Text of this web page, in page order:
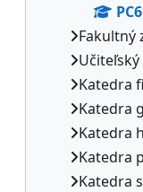
PC6
Fakultný
Katedra
Katedra
Katedra
Katedra
Katedra